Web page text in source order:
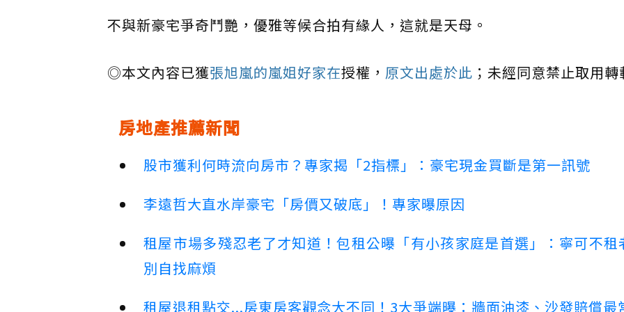
不與新豪宅爭奇鬥艷，優雅等候合拍有緣人，這就是天母。
◎本文內容已獲張旭嵐的嵐姐好家在授權， 原文出處於此 ；未經同意禁止取用轉
房地產推薦新聞
股市獲利何時流向房市？專家揭「2指標」：豪宅現金買斷是第一訊號
李遠哲大直水岸豪宅「房價又破底」！專家曝原因
租屋市場多殘忍老了才知道！包租公曝「有小孩家庭是首選」：寧可不租
別自找麻煩
租屋退租點交...房東房客觀念大不同！3大爭端曝：牆面油漆、沙發賠償最